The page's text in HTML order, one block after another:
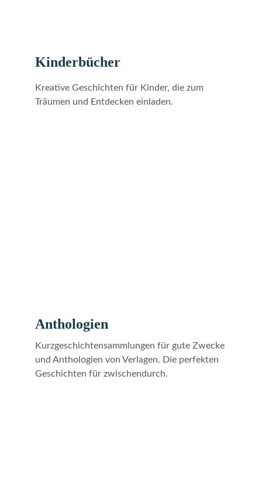
Kinderbücher
Kreative Geschichten für Kinder, die zum
Träumen und Entdecken einladen.
Kurzgeschichtensammlungen für gute Zwecke
und Anthologien von Verlagen. Die perfekten
Geschichten für zwischendurch.
Anthologien